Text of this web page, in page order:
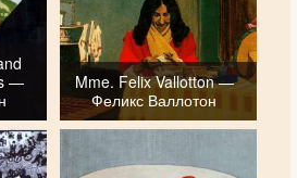
—
Mme. Felix Vallotton —
Феликс Валлотон